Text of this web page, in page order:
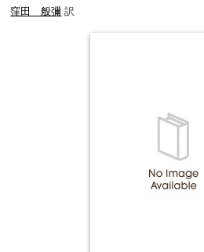
窪田 般彌 訳